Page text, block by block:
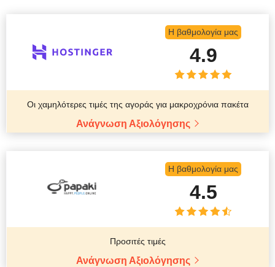
Η βαθμολογία μας
4.9
Οι χαμηλότερες τιμές της αγοράς για μακροχρόνια πακέτα
Ανάγνωση Αξιολόγησης
Η βαθμολογία μας
4.5
Προσιτές τιμές
Ανάγνωση Αξιολόγησης